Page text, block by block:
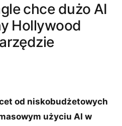
chce dużo AI
Hollywood
od niskobudżetowych
użyciu AI w